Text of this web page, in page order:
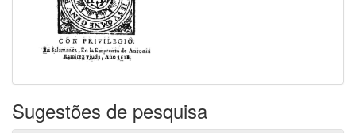
Sugestões de pesquisa